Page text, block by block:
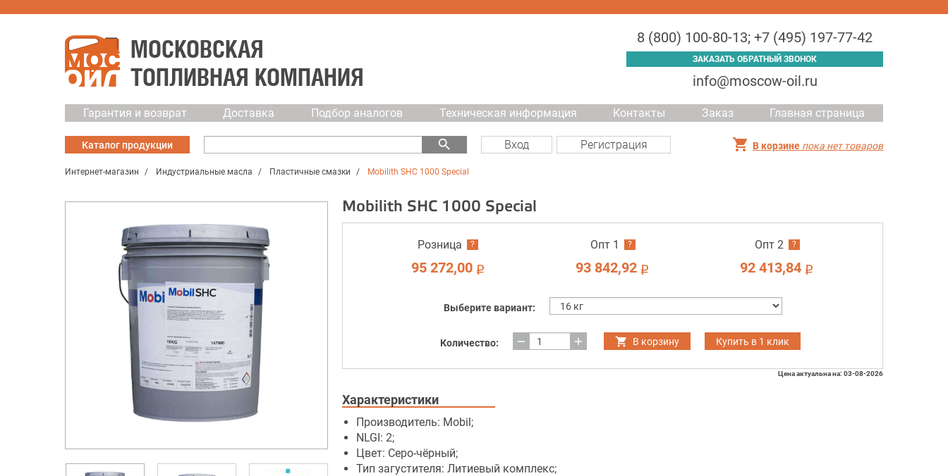
Гарантия и возврат Доставка Подбор аналогов Техническая информация Контакты Заказ Главная страница
МОСКОВСКАЯ
ТОПЛИВНАЯ КОМПАНИЯ
8 (800) 100-80-13; +7 (495) 197-77-42
ЗАКАЗАТЬ ОБРАТНЫЙ ЗВОНОК
info@moscow-oil.ru
search Вход Регистрация В корзине пока нет товаров
Каталог продукции
Интернет-магазин Индустриальные масла Пластичные смазки Mobilith SHC 1000 Special
Mobilith SHC 1000 Special
Розница ?
95 272,00 i
Опт 1 ?
93 842,92 i
Опт 2 ?
92 413,84 i
Выберите вариант:
Количество: remove add В корзину Купить в 1 клик
Цена актуальна на: 03-08-2026
Характеристики
Производитель: Mobil;
NLGI: 2;
Цвет: Серо-чёрный;
Тип загустителя: Литиевый комплекс;